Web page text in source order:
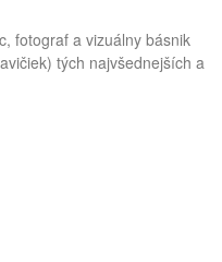
fotograf a vizuálny básnik
tých najvšednejších a